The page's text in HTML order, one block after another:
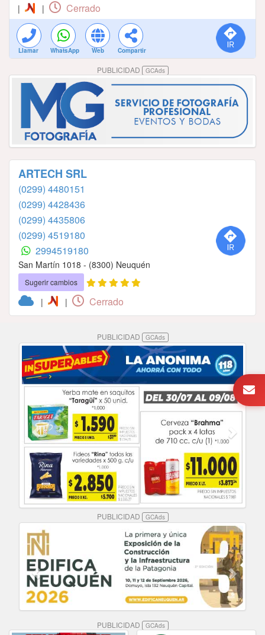
| | Cerrado
Llamar WhatsApp Web Compartir
PUBLICIDAD GCAds
ARTECH SRL
(0299) 4480151
(0299) 4428436
(0299) 4435806
(0299) 4519180
2994519180
San Martín 1018 - (8300) Neuquén
Sugerir cambios
| | Cerrado
PUBLICIDAD GCAds
PUBLICIDAD GCAds
PUBLICIDAD GCAds